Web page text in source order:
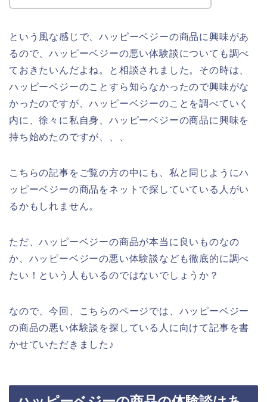
という風な感じで、ハッピーベジーの商品に興味があ
るので、ハッピーベジーの悪い体験談についても調べ
ておきたいんだよね。と相談されました。その時は、
ハッピーベジーのことすら知らなかったので興味がな
かったのですが、ハッピーベジーのことを調べていく
内に、徐々に私自身、ハッピーベジーの商品に興味を
持ち始めたのですが、、、
こちらの記事をご覧の方の中にも、私と同じようにハ
ッピーベジーの商品をネットで探していている人がい
るかもしれません。
ただ、ハッピーベジーの商品が本当に良いものなの
か、ハッピーベジーの悪い体験談なども徹底的に調べ
たい！という人もいるのではないでしょうか？
なので、今回、こちらのページでは、ハッピーベジー
の商品の悪い体験談を探している人に向けて記事を書
かせていただきました♪